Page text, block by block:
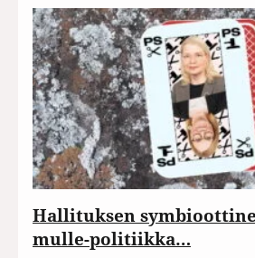
Hallituksen
mulle-politiikka…